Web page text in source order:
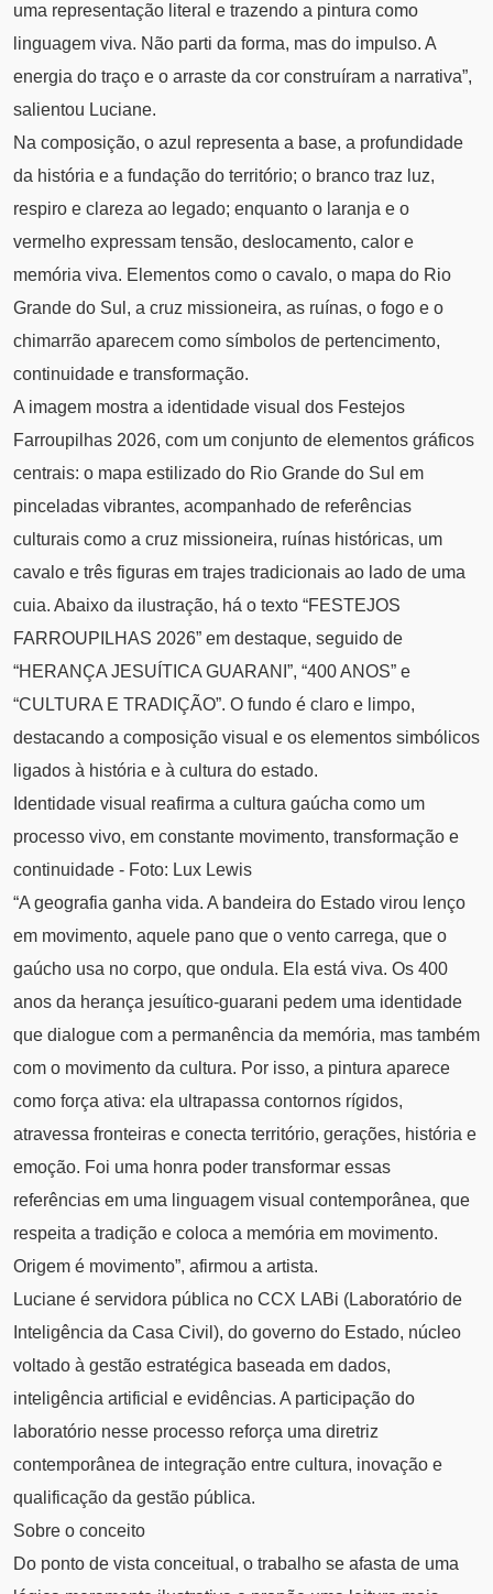
uma representação literal e trazendo a pintura como
linguagem viva. Não parti da forma, mas do impulso. A
energia do traço e o arraste da cor construíram a narrativa”,
salientou Luciane.
Na composição, o azul representa a base, a profundidade
da história e a fundação do território; o branco traz luz,
respiro e clareza ao legado; enquanto o laranja e o
vermelho expressam tensão, deslocamento, calor e
memória viva. Elementos como o cavalo, o mapa do Rio
Grande do Sul, a cruz missioneira, as ruínas, o fogo e o
chimarrão aparecem como símbolos de pertencimento,
continuidade e transformação.
A imagem mostra a identidade visual dos Festejos
Farroupilhas 2026, com um conjunto de elementos gráficos
centrais: o mapa estilizado do Rio Grande do Sul em
pinceladas vibrantes, acompanhado de referências
culturais como a cruz missioneira, ruínas históricas, um
cavalo e três figuras em trajes tradicionais ao lado de uma
cuia. Abaixo da ilustração, há o texto “FESTEJOS
FARROUPILHAS 2026” em destaque, seguido de
“HERANÇA JESUÍTICA GUARANI”, “400 ANOS” e
“CULTURA E TRADIÇÃO”. O fundo é claro e limpo,
destacando a composição visual e os elementos simbólicos
ligados à história e à cultura do estado.
Identidade visual reafirma a cultura gaúcha como um
processo vivo, em constante movimento, transformação e
continuidade - Foto: Lux Lewis
“A geografia ganha vida. A bandeira do Estado virou lenço
em movimento, aquele pano que o vento carrega, que o
gaúcho usa no corpo, que ondula. Ela está viva. Os 400
anos da herança jesuítico-guarani pedem uma identidade
que dialogue com a permanência da memória, mas também
com o movimento da cultura. Por isso, a pintura aparece
como força ativa: ela ultrapassa contornos rígidos,
atravessa fronteiras e conecta território, gerações, história e
emoção. Foi uma honra poder transformar essas
referências em uma linguagem visual contemporânea, que
respeita a tradição e coloca a memória em movimento.
Origem é movimento”, afirmou a artista.
Luciane é servidora pública no CCX LABi (Laboratório de
Inteligência da Casa Civil), do governo do Estado, núcleo
voltado à gestão estratégica baseada em dados,
inteligência artificial e evidências. A participação do
laboratório nesse processo reforça uma diretriz
contemporânea de integração entre cultura, inovação e
qualificação da gestão pública.
Sobre o conceito
Do ponto de vista conceitual, o trabalho se afasta de uma